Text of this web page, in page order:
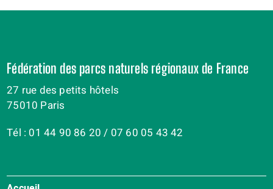
Fédération des parcs naturels régionaux de France
27 rue des petits hôtels
75010 Paris
Tél : 01 44 90 86 20 / 07 60 05 43 42